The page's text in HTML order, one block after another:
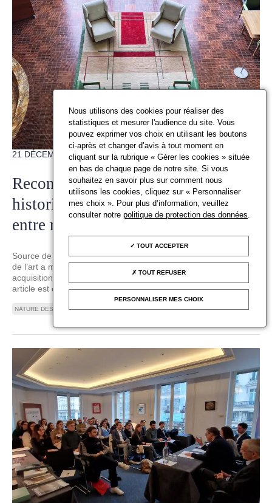
21 DÉCEMBRE 2023
Reconstituer les collections
historiques : au cœur du dialogue
entre marché et institutions
Source de reconstitution des collections historiques, le marché
de l’art a montré son dynamisme en 2022 lors de nombreuses
acquisitions opérées pour remeubler les grandes demeures. Cet
article est extrait du bilan des enchères 2022.
NATURE DES OBJETS - ARTS ET OBJETS DE COLLECTION
Nous utilisons des cookies pour réaliser des
statistiques et mesurer l'audience du site. Vous
pouvez exprimer vos choix en utilisant les boutons
ci-après et changer d’avis à tout moment en
cliquant sur la rubrique « Gérer les cookies » située
en bas de chaque page de notre site. Si vous
souhaitez en savoir plus sur comment nous
utilisons les cookies, cliquez sur « Personnaliser
mes choix ». Pour plus d’information, veuillez
consulter notrepolitique de protection des données.
TOUT ACCEPTER
TOUT REFUSER
PERSONNALISER MES CHOIX